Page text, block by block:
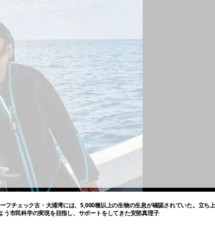
チェック古・大浦湾には、5,000種以上の生物の生息が確認されていた。立ち上
市民科学の実現を目指し、サポートをしてきた安部真理子